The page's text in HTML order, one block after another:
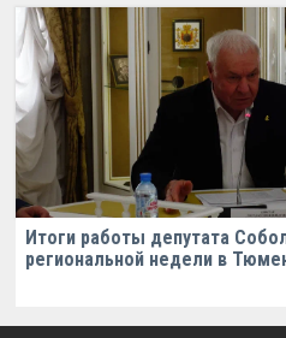
Итоги работы депутата
региональной недели в